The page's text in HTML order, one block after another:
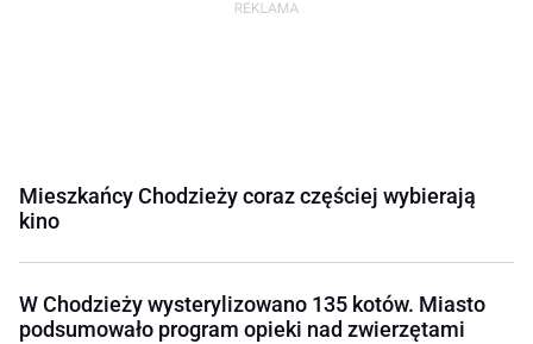
Mieszkańcy Chodzieży coraz częściej wybierają
kino
W Chodzieży wysterylizowano 135 kotów. Miasto
podsumowało program opieki nad zwierzętami